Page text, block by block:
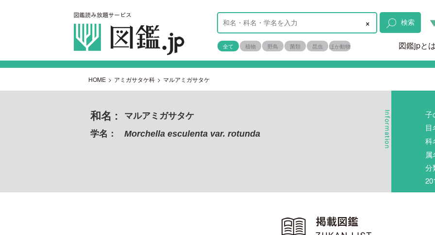
× 検索
全て 植物 野鳥 菌類 昆虫 ほか動物 図鑑jpと
HOME > アミガサタケ科 > マルアミガサタケ
和名 :
マルアミガサタケ
学名：
Morchella esculenta var. rotunda
子
科
分